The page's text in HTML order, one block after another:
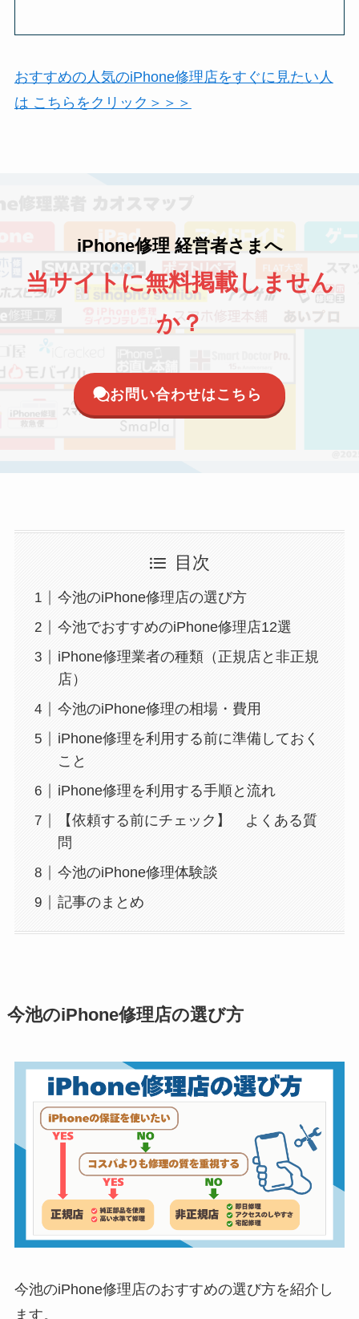
おすすめの人気のiPhone修理店をすぐに見たい人
は こちらをクリック＞＞＞
iPhone修理 経営者さまへ
当サイトに無料掲載しません
か？
お問い合わせはこちら
目次
今池のiPhone修理店の選び方
今池でおすすめのiPhone修理店12選
iPhone修理業者の種類（正規店と非正規
店）
今池のiPhone修理の相場・費用
iPhone修理を利用する前に準備しておく
こと
iPhone修理を利用する手順と流れ
【依頼する前にチェック】 よくある質
問
今池のiPhone修理体験談
記事のまとめ
今池のiPhone修理店の選び方
今池のiPhone修理店のおすすめの選び方を紹介し
ます。